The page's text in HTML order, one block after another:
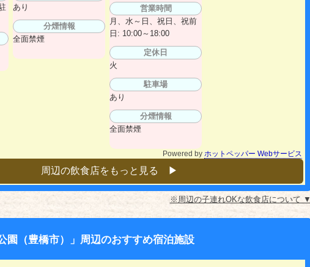
あり
分煙情報
全面禁煙
営業時間
月、水～日、祝日、祝前
日: 10:00～18:00
定休日
火
駐車場
あり
分煙情報
全面禁煙
Powered by ホットペッパー Webサービス
周辺の飲食店をもっと見る ▶︎
※周辺の子連れOKな飲食店について ▼
園（豊橋市）」周辺のおすすめ宿泊施設